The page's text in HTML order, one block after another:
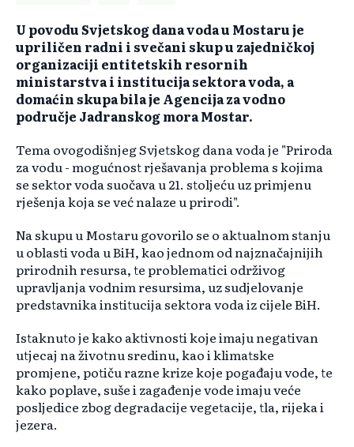
U povodu Svjetskog dana voda u Mostaru je
upriličen radni i svečani skup u zajedničkoj
organizaciji entitetskih resornih
ministarstva i institucija sektora voda, a
domaćin skupa bila je Agencija za vodno
područje Jadranskog mora Mostar.
Tema ovogodišnjeg Svjetskog dana voda je "Priroda
za vodu - mogućnost rješavanja problema s kojima
se sektor voda suočava u 21. stoljeću uz primjenu
rješenja koja se već nalaze u prirodi".
Na skupu u Mostaru govorilo se o aktualnom stanju
u oblasti voda u BiH, kao jednom od najznačajnijih
prirodnih resursa, te problematici održivog
upravljanja vodnim resursima, uz sudjelovanje
predstavnika institucija sektora voda iz cijele BiH.
Istaknuto je kako aktivnosti koje imaju negativan
utjecaj na životnu sredinu, kao i klimatske
promjene, potiču razne krize koje pogađaju vode, te
kako poplave, suše i zagađenje vode imaju veće
posljedice zbog degradacije vegetacije, tla, rijeka i
jezera.